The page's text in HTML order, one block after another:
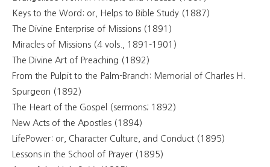
Keys to the Word: or, Helps to Bible Study (1887)
The Divine Enterprise of Missions (1891)
Miracles of Missions (4 vols., 1891-1901)
The Divine Art of Preaching (1892)
From the Pulpit to the Palm-Branch: Memorial of Charles H.
Spurgeon (1892)
The Heart of the Gospel (sermons; 1892)
New Acts of the Apostles (1894)
LifePower: or, Character Culture, and Conduct (1895)
Lessons in the School of Prayer (1895)